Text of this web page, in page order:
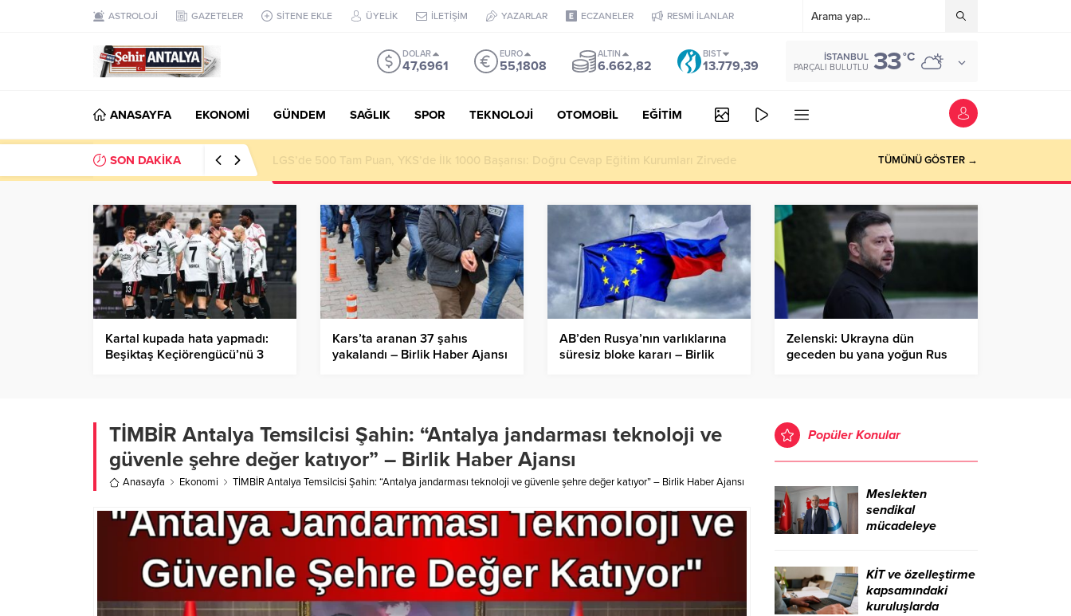
ASTROLOJİ GAZETELER SİTENE EKLE ÜYELİK İLETİŞİM YAZARLAR ECZANELER RESMİ İLANLAR
DOLAR
47,6961
EURO
55,1808
ALTIN
6.662,82
BIST
13.779,39
İSTANBUL
PARÇALI BULUTLU 33°C
ANASAYFA EKONOMİ GÜNDEM SAĞLIK SPOR TEKNOLOJİ OTOMOBİL EĞİTİM
SON DAKİKA LGS’de 500 Tam Puan, YKS’de İlk 1000 Başarısı: Doğru Cevap Eğitim Kurumları Zirvede TÜMÜNÜ GÖSTER →
Kartal kupada hata yapmadı:
Beşiktaş Keçiörengücü’nü 3
Kars’ta aranan 37 şahıs
yakalandı – Birlik Haber Ajansı
AB’den Rusya’nın varlıklarına
süresiz bloke kararı – Birlik
Zelenski: Ukrayna dün
geceden bu yana yoğun Rus
TİMBİR Antalya Temsilcisi Şahin: “Antalya jandarması teknoloji ve
güvenle şehre değer katıyor” – Birlik Haber Ajansı
Anasayfa Ekonomi TİMBİR Antalya Temsilcisi Şahin: “Antalya jandarması teknoloji ve güvenle şehre değer katıyor” – Birlik Haber Ajansı
Popüler Konular
Meslekten
sendikal
mücadeleye
Birlik Haber Ajansı
KİT ve özelleştirme
kapsamındaki
kuruluşlarda